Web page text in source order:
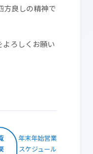
方良しの精神で
ろしくお願い
年末年始営業
スケジュール